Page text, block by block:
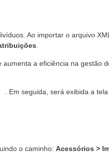
Ao importar o arquivo
a eficiência na gestão
. Em seguida, será exibida a
o caminho: Acessórios >